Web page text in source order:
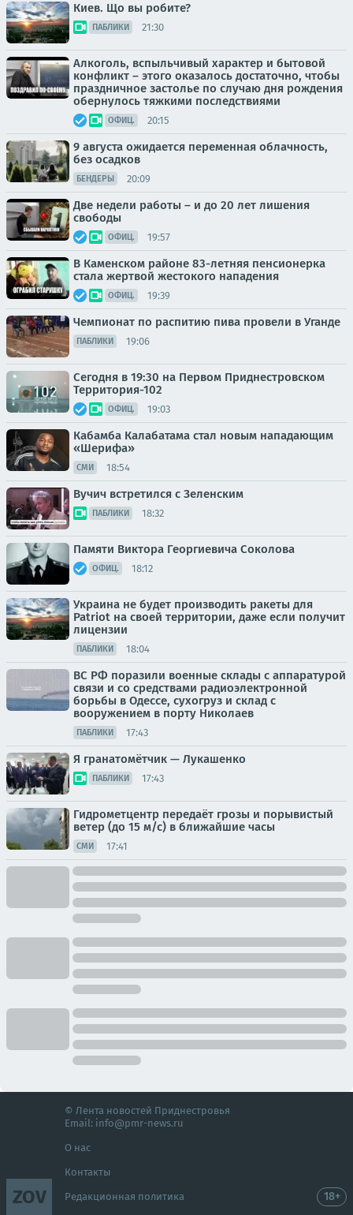
Киев. Що вы робите?
ПАБЛИКИ 21:30
Алкоголь, вспыльчивый характер и бытовой
конфликт – этого оказалось достаточно, чтобы
праздничное застолье по случаю дня рождения
обернулось тяжкими последствиями
ОФИЦ. 20:15
9 августа ожидается переменная облачность,
без осадков
БЕНДЕРЫ 20:09
Две недели работы – и до 20 лет лишения
свободы
ОФИЦ. 19:57
В Каменском районе 83-летняя пенсионерка
стала жертвой жестокого нападения
ОФИЦ. 19:39
Чемпионат по распитию пива провели в Уганде
ПАБЛИКИ 19:06
Сегодня в 19:30 на Первом Приднестровском
Территория-102
ОФИЦ. 19:03
Кабамба Калабатама стал новым нападающим
«Шерифа»
СМИ 18:54
Вучич встретился с Зеленским
ПАБЛИКИ 18:32
Памяти Виктора Георгиевича Соколова
ОФИЦ. 18:12
Украина не будет производить ракеты для
Patriot на своей территории, даже если получит
лицензии
ПАБЛИКИ 18:04
ВС РФ поразили военные склады с аппаратурой
связи и со средствами радиоэлектронной
борьбы в Одессе, сухогруз и склад с
вооружением в порту Николаев
ПАБЛИКИ 17:43
Я гранатомётчик — Лукашенко
ПАБЛИКИ 17:43
Гидрометцентр передаёт грозы и порывистый
ветер (до 15 м/с) в ближайшие часы
СМИ 17:41
ZOV
© Лента новостей Приднестровья
Email: info@pmr-news.ru
О нас
Контакты
Редакционная политика 18+